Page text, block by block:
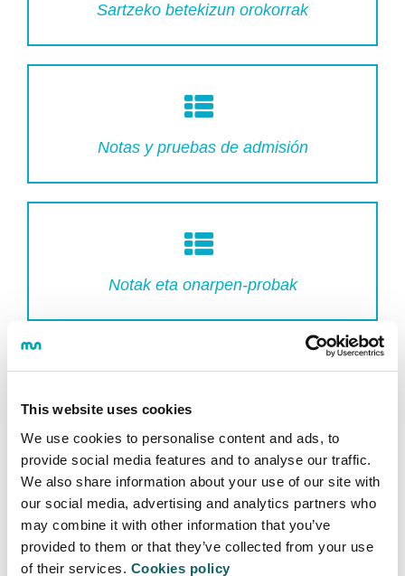
This website uses cookies
We use cookies to personalise content and ads, to
provide social media features and to analyse our traffic.
We also share information about your use of our site with
our social media, advertising and analytics partners who
may combine it with other information that you’ve
provided to them or that they’ve collected from your use
of their services. Cookies policy
Sartzeko betekizun orokorrak
Notas y pruebas de admisión
Notak eta onarpen-probak
Hizkuntza-betekizunak